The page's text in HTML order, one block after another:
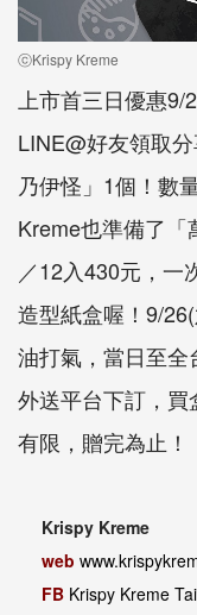
ⓒKrispy Kreme
上市首三日優惠
LINE@好友領取
乃伊怪」1個！數
Kreme也準備了
／12入430元，一
造型紙盒喔！9/
油打氣，當日至
外送平台下訂，
有限，贈完為止！
Krispy Kreme
web
FB Krispy Kreme